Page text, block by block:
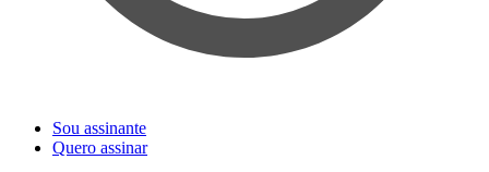
Sou assinante
Quero assinar